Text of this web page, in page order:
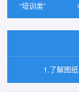
“培训类”
1.了解图纸